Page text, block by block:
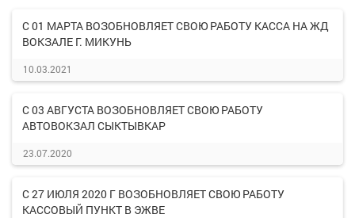
С 01 МАРТА ВОЗОБНОВЛЯЕТ СВОЮ РАБОТУ КАССА НА ЖД
ВОКЗАЛЕ Г. МИКУНЬ
10.03.2021
С 03 АВГУСТА ВОЗОБНОВЛЯЕТ СВОЮ РАБОТУ
АВТОВОКЗАЛ СЫКТЫВКАР
23.07.2020
С 27 ИЮЛЯ 2020 Г ВОЗОБНОВЛЯЕТ СВОЮ РАБОТУ
КАССОВЫЙ ПУНКТ В ЭЖВЕ